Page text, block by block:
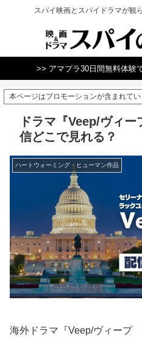
スパイ映画とスパイドラマが観
>> アマプラ30日間無料体験
本ページはプロモーションが含まれて
ドラマ『Veep/ヴィ
信どこで見れる？
ハートウォーミング・ヒューマン作品
海外ドラマ『Veep/ヴィープ